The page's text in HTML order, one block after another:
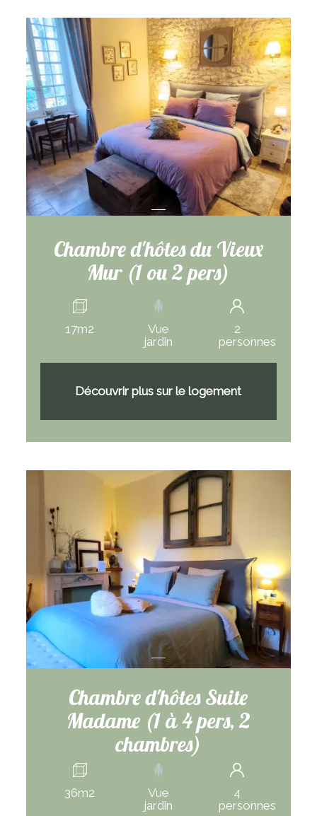
Chambre d'hôtes du Vieux
Mur (1 ou 2 pers)
17m2
Vue
jardin
2
personnes
Découvrir plus sur le logement
Chambre d'hôtes Suite
Madame (1 à 4 pers, 2
chambres)
36m2
Vue
jardin
4
personnes